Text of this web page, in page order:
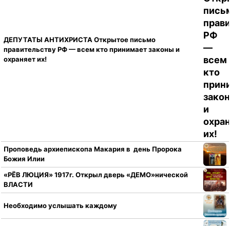
ДЕПУТАТЫ АНТИХРИСТА Открытое письмо
правительству РФ — всем кто принимает законы и
охраняет их!
Проповедь архиепископа Макария в день Пророка
Божия Илии
«РЁВ ЛЮЦИЯ» 1917г. Открыл дверь «ДЕМО»нической
ВЛАСТИ
Необходимо услышать каждому